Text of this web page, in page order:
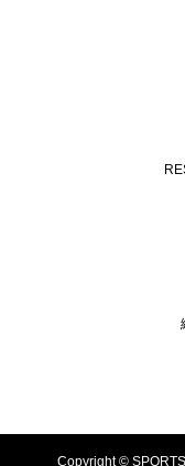
Copyright ©